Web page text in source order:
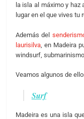
la isla al máximo y haz
lugar en el que vives tu
Además del
laurisilva, en Madeira
windsurf,
Veamos algunos de
Surf
Madeira es una isla